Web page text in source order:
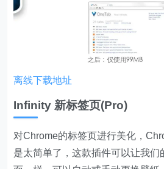
离线下载地址
Infinity 新标签页(Pro)
对Chrome的标签页进行美化，
是太简单了，这款插件可以让我们